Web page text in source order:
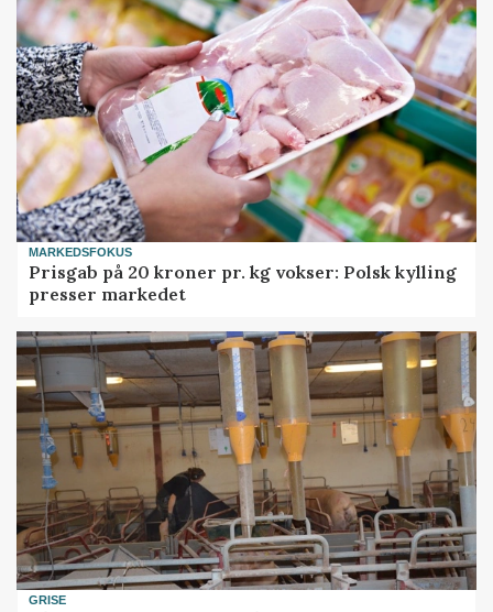
MARKEDSFOKUS
Prisgab på 20 kroner pr. kg vokser: Polsk kylling
presser markedet
GRISE